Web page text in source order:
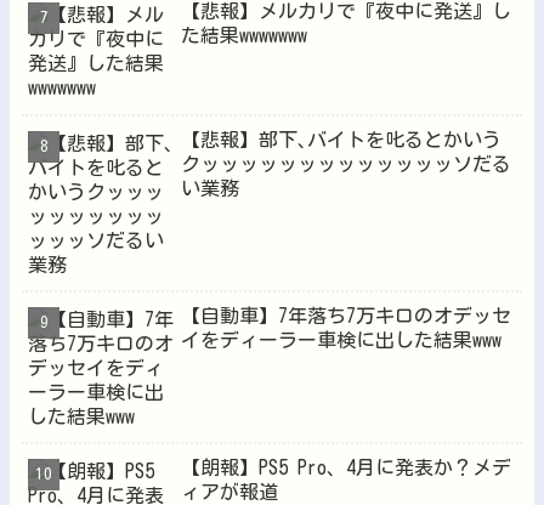
【悲報】メルカリで『夜中に発送』し
た結果wwwwwww
【悲報】部下､バイトを叱るとかいう
クッッッッッッッッッッッッッソだる
い業務
【自動車】7年落ち7万キロのオデッセ
イをディーラー車検に出した結果www
【朗報】PS5 Pro、4月に発表か？メデ
ィアが報道